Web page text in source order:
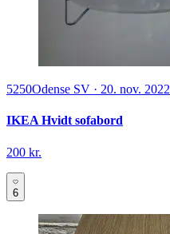
5250Odense SV · 20. nov. 2022
IKEA Hvidt sofabord
200 kr.
6